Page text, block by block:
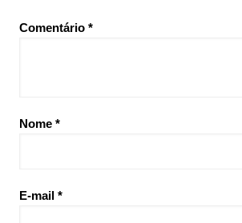
Comentário *
Nome *
E-mail *